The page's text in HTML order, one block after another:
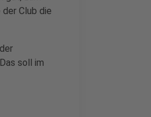
Club die
soll im